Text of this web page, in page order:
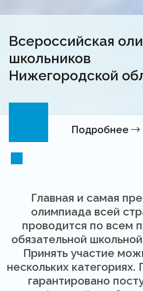
Всероссийская
школьников
Нижегородской
Подробнее
Главная и самая
олимпиада всей
проводится по всем
обязательной
Принять участие
нескольких
гарантировано